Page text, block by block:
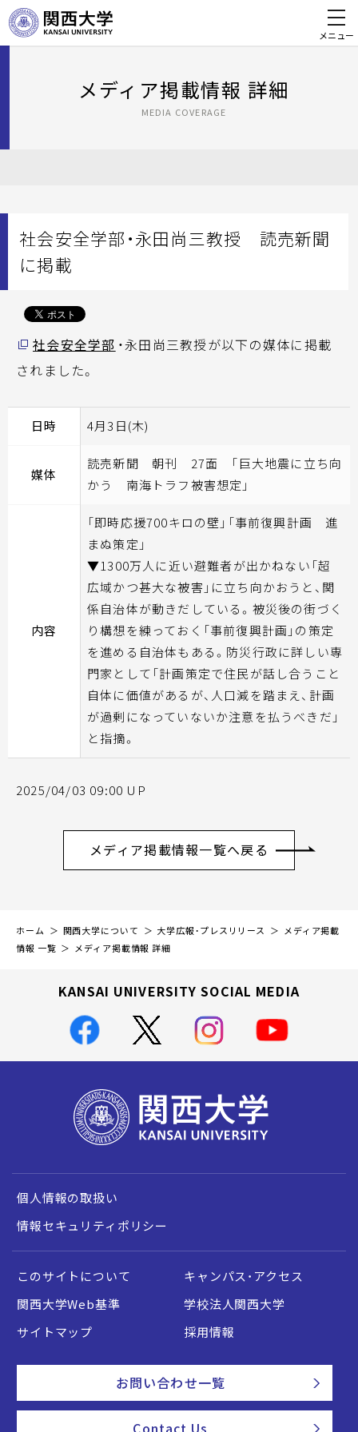
メニュー
メディア掲載情報 詳細
MEDIA COVERAGE
社会安全学部・永田尚三教授 読売新聞
に掲載
社会安全学部 ・永田尚三教授が以下の媒体に掲載
されました。
日時 4月3日(木)
媒体
読売新聞 朝刊 27面 「巨大地震に立ち向
かう 南海トラフ被害想定」
内容
「即時応援700キロの壁」「事前復興計画 進
まぬ策定」
▼1300万人に近い避難者が出かねない「超
広域かつ甚大な被害」に立ち向かおうと、関
係自治体が動きだしている。被災後の街づく
り構想を練っておく「事前復興計画」の策定
を進める自治体もある。防災行政に詳しい専
門家として「計画策定で住民が話し合うこと
自体に価値があるが、人口減を踏まえ、計画
が過剰になっていないか注意を払うべきだ」
と指摘。
2025/04/03 09:00 UP
メディア掲載情報一覧へ戻る
ホーム 関西大学について 大学広報・プレスリリース
メディア掲載
情報 一覧
メディア掲載情報 詳細
KANSAI UNIVERSITY SOCIAL MEDIA
個人情報の取扱い
情報セキュリティポリシー
このサイトについて
キャンパス・アクセス
関西大学Web基準
学校法人関西大学
サイトマップ
採用情報
お問い合わせ一覧
Contact Us